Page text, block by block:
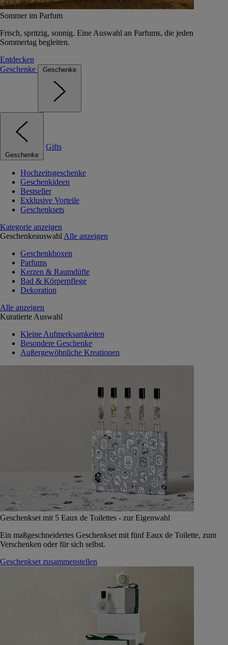
Sommer im Parfum
Frisch, spritzig, sonnig. Eine Auswahl an Parfums, die jeden
Sommertag begleiten.
Entdecken
Geschenke
Geschenke
Geschenke
Gifts
Hochzeitsgeschenke
Geschenkideen
Bestseller
Exklusive Vorteile
Geschenksets
Kategorie anzeigen
Geschenkeauswahl Alle anzeigen
Geschenkboxen
Parfums
Kerzen & Raumdüfte
Bad & Körperpflege
Dekoration
Alle anzeigen
Kuratierte Auswahl
Kleine Aufmerksamkeiten
Besondere Geschenke
Außergewöhnliche Kreationen
Geschenkset mit 5 Eaux de Toilettes - zur Eigenwahl
Ein maßgeschneidertes Geschenkset mit fünf Eaux de Toilette, zum
Verschenken oder für sich selbst.
Geschenkset zusammenstellen